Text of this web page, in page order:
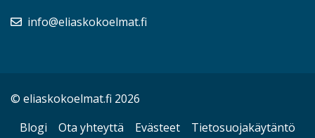
info@eliaskokoelmat.fi
© eliaskokoelmat.fi 2026
Blogi
Ota yhteyttä Evästeet
Tietosuojakäytäntö